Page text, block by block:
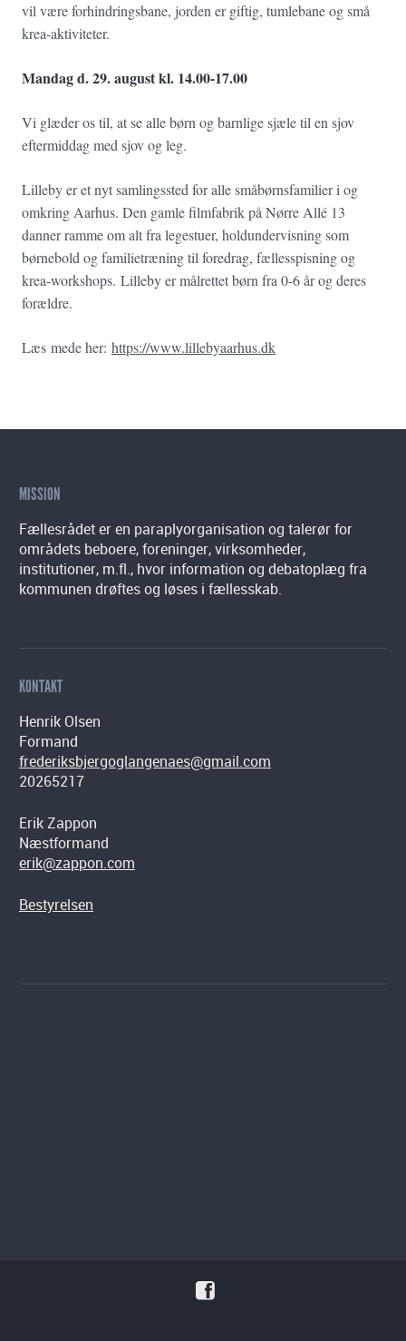
vil være forhindringsbane, jorden er giftig, tumlebane og små
krea-aktiviteter.
Mandag d. 29. august kl. 14.00-17.00
Vi glæder os til, at se alle børn og barnlige sjæle til en sjov
eftermiddag med sjov og leg.
Lilleby er et nyt samlingssted for alle småbørnsfamilier i og
omkring Aarhus. Den gamle filmfabrik på Nørre Allé 13
danner ramme om alt fra legestuer, holdundervisning som
børnebold og familietræning til foredrag, fællesspisning og
krea-workshops. Lilleby er målrettet børn fra 0-6 år og deres
forældre.
Læs mede her: https://www.lillebyaarhus.dk
MISSION
Fællesrådet er en paraplyorganisation og talerør for
områdets beboere, foreninger, virksomheder,
institutioner, m.fl., hvor information og debatoplæg fra
kommunen drøftes og løses i fællesskab.
KONTAKT
Henrik Olsen
Formand
frederiksbjergoglangenaes@gmail.com
20265217
Erik Zappon
Næstformand
erik@zappon.com
Bestyrelsen